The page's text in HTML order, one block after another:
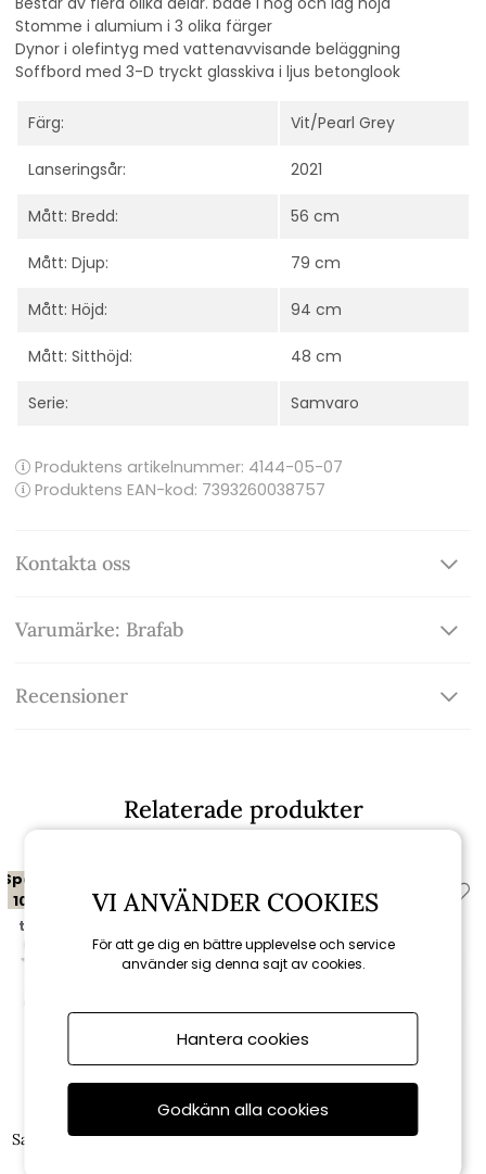
Stomme i alumium i 3 olika färger
Dynor i olefintyg med vattenavvisande beläggning
Soffbord med 3-D tryckt glasskiva i ljus betonglook
Färg: Vit/Pearl Grey
Lanseringsår: 2021
Mått: Bredd: 56 cm
Mått: Djup: 79 cm
Mått: Höjd: 94 cm
Mått: Sitthöjd: 48 cm
Serie: Samvaro
Produktens artikelnummer: 4144-05-07
Produktens EAN-kod: 7393260038757
Kontakta oss
Varumärke: Brafab
Recensioner
Relaterade produkter
Spara
10%
till 16/8
Samvaro 2-sits avslut HV, hög -
10%
Samvaro hörndel, hög -
VI ANVÄNDER COOKIES
För att ge dig en bättre upplevelse och service
använder sig denna sajt av cookies.
Hantera cookies
Godkänn alla cookies